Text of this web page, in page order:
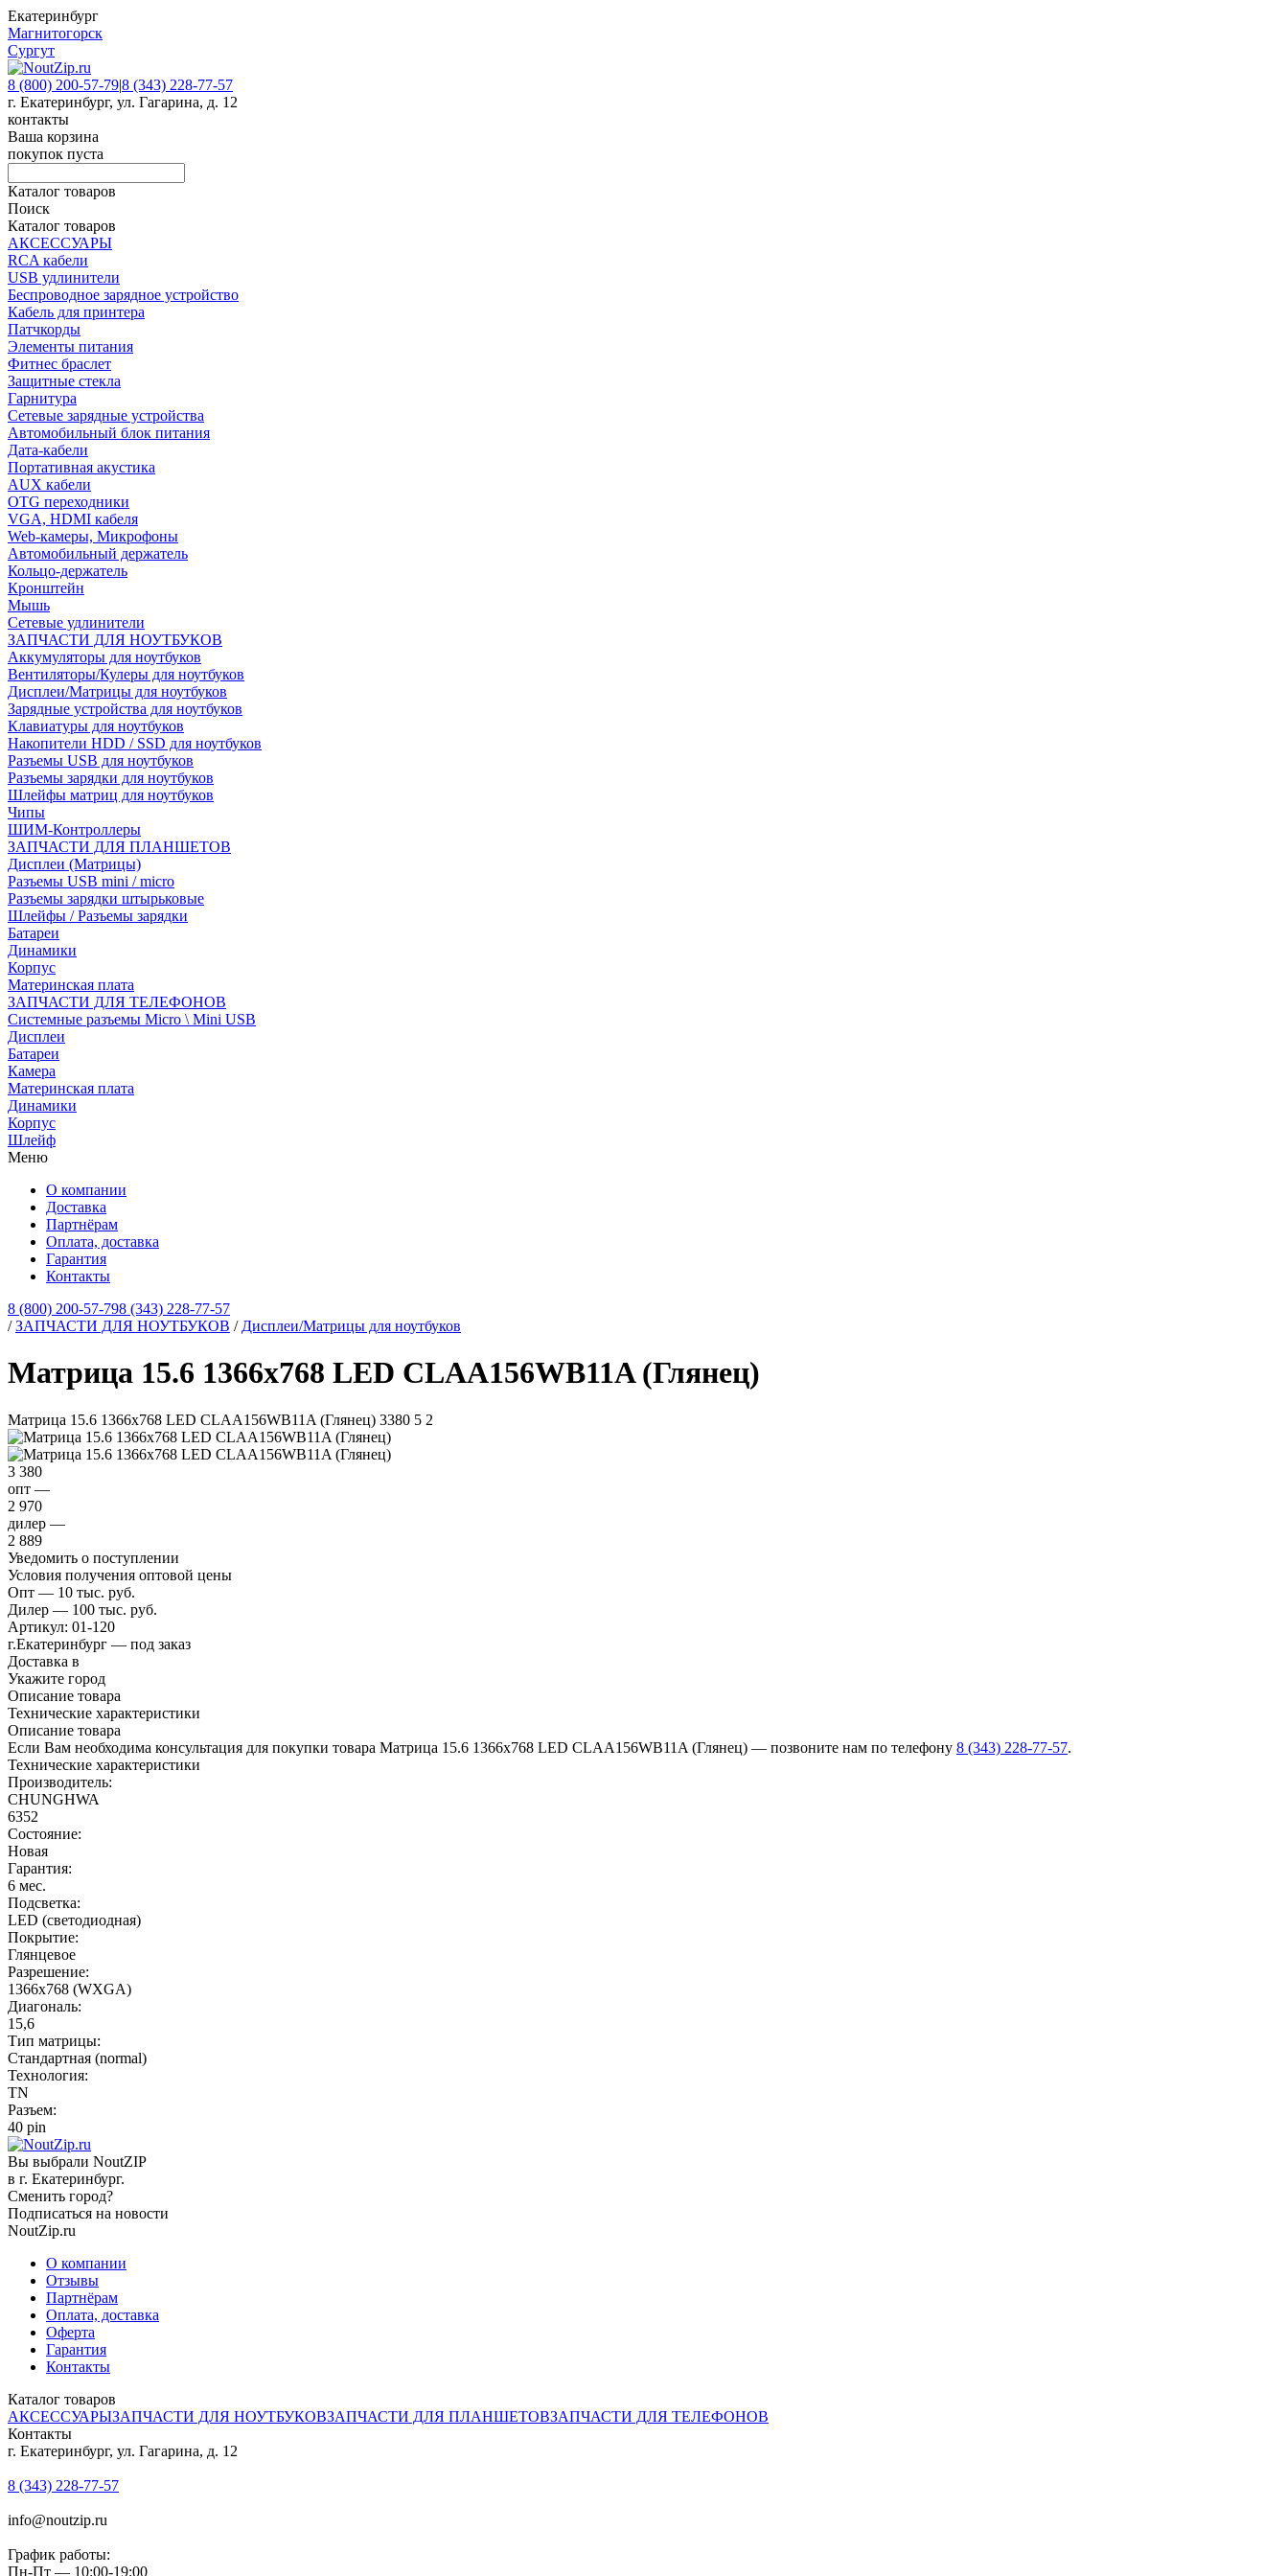
Екатеринбург
Магнитогорск
Сургут
8 (800) 200-57-79|8 (343) 228-77-57
г. Екатеринбург, ул. Гагарина, д. 12
контакты
Ваша корзина
покупок пуста
Каталог товаров
Поиск
Каталог товаров
АКСЕССУАРЫ
RCA кабели
USB удлинители
Беспроводное зарядное устройство
Кабель для принтера
Патчкорды
Элементы питания
Фитнес браслет
Защитные стекла
Гарнитура
Сетевые зарядные устройства
Автомобильный блок питания
Дата-кабели
Портативная акустика
AUX кабели
OTG переходники
VGA, HDMI кабеля
Web-камеры, Микрофоны
Автомобильный держатель
Кольцо-держатель
Кронштейн
Мышь
Сетевые удлинители
ЗАПЧАСТИ ДЛЯ НОУТБУКОВ
Аккумуляторы для ноутбуков
Вентиляторы/Кулеры для ноутбуков
Дисплеи/Матрицы для ноутбуков
Зарядные устройства для ноутбуков
Клавиатуры для ноутбуков
Накопители HDD / SSD для ноутбуков
Разъемы USB для ноутбуков
Разъемы зарядки для ноутбуков
Шлейфы матриц для ноутбуков
Чипы
ШИМ-Контроллеры
ЗАПЧАСТИ ДЛЯ ПЛАНШЕТОВ
Дисплеи (Матрицы)
Разъемы USB mini / micro
Разъемы зарядки штырьковые
Шлейфы / Разъемы зарядки
Батареи
Динамики
Корпус
Материнская плата
ЗАПЧАСТИ ДЛЯ ТЕЛЕФОНОВ
Системные разъемы Micro \ Mini USB
Дисплеи
Батареи
Камера
Материнская плата
Динамики
Корпус
Шлейф
Меню
О компании
Доставка
Партнёрам
Оплата, доставка
Гарантия
Контакты
8 (800) 200-57-798 (343) 228-77-57
/ЗАПЧАСТИ ДЛЯ НОУТБУКОВ / Дисплеи/Матрицы для ноутбуков
Матрица 15.6 1366x768 LED CLAA156WB11A (Глянец)
Матрица 15.6 1366x768 LED CLAA156WB11A (Глянец) 3380 5 2
3 380
опт —
2 970
дилер —
2 889
Уведомить о поступлении
Условия получения оптовой цены
Опт — 10 тыс. руб.
Дилер — 100 тыс. руб.
Артикул: 01-120
г.Екатеринбург — под заказ
Доставка в
Укажите город
Описание товара
Технические характеристики
Описание товара
Если Вам необходима консультация для покупки товара Матрица 15.6 1366x768 LED CLAA156WB11A (Глянец) — позвоните нам по телефону 8 (343) 228-77-57.
Технические характеристики
Производитель:
CHUNGHWA
6352
Состояние:
Новая
Гарантия:
6 мес.
Подсветка:
LED (светодиодная)
Покрытие:
Глянцевое
Разрешение:
1366x768 (WXGA)
Диагональ:
15,6
Тип матрицы:
Стандартная (normal)
Технология:
TN
Разъем:
40 pin
Вы выбрали NoutZIP
в г. Екатеринбург.
Сменить город?
Подписаться на новости
NoutZip.ru
О компании
Отзывы
Партнёрам
Оплата, доставка
Оферта
Гарантия
Контакты
Каталог товаров
АКСЕССУАРЫЗАПЧАСТИ ДЛЯ НОУТБУКОВЗАПЧАСТИ ДЛЯ ПЛАНШЕТОВЗАПЧАСТИ ДЛЯ ТЕЛЕФОНОВ
Контакты
г. Екатеринбург, ул. Гагарина, д. 12
8 (343) 228-77-57
info@noutzip.ru
График работы:
Пн-Пт — 10:00-19:00